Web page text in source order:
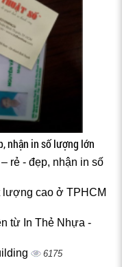
nhận in số lượng lớn
rẻ - đẹp, nhận in số
lượng cao ở TPHCM
từ In Thẻ Nhựa -
6175